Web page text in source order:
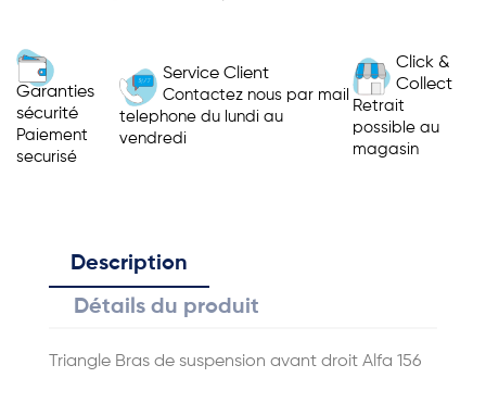
Garanties
sécurité
Paiement
securisé
Service Client
Contactez nous par mail
telephone du lundi au
vendredi
Click &
Collect
Retrait
possible au
magasin
Description
Détails du produit
Triangle Bras de suspension avant droit Alfa 156